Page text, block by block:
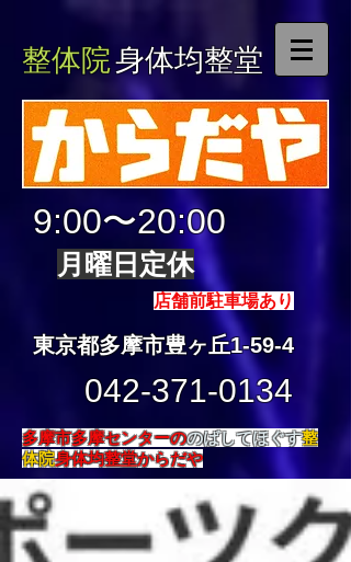
整体院身体均整堂
9:00〜20:00
月曜日定休
店舗前駐車場あり
東京都多摩市豊ヶ丘1-59-4
042-371-0134
多摩市多摩センターののばしてほぐす整
体院身体均整堂からだや